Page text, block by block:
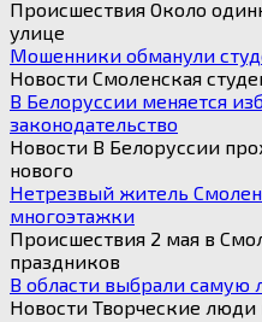
Происшествия Около
улице
Мошенники обманули
Новости Смоленская
В Белоруссии меняется
законодательство
Новости В Белоруссии
нового
Нетрезвый житель
многоэтажки
Происшествия 2 мая в
праздников
В области выбрали
Новости Творческие люди